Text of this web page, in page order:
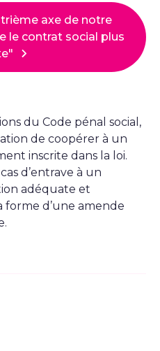
axe de notre
le contrat social plus
du Code pénal social,
de coopérer à un
inscrite dans la loi.
d’entrave à un
adéquate et
d’une amende